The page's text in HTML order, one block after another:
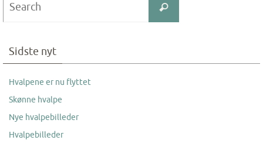
Search
Sidste nyt
Hvalpene er nu flyttet
Skønne hvalpe
Nye hvalpebilleder
Hvalpebilleder